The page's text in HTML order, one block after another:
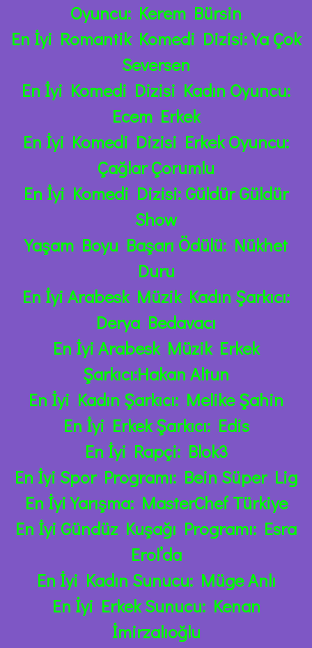
Oyuncu: Kerem Bürsin
En İyi Romantik Komedi Dizisi: Ya Çok
Seversen
En İyi Komedi Dizisi Kadın Oyuncu:
Ecem Erkek
En İyi Komedi Dizisi Erkek Oyuncu:
Çağlar Çorumlu
En İyi Komedi Dizisi: Güldür Güldür
Show
Yaşam Boyu Başarı Ödülü: Nükhet
Duru
En İyi Arabesk Müzik Kadın Şarkıcı:
Derya Bedavacı
En İyi Arabesk Müzik Erkek
Şarkıcı:Hakan Altun
En İyi Kadın Şarkıcı: Melike Şahin
En İyi Erkek Şarkıcı: Edis
En İyi Rapçi: Blok3
En İyi Spor Programı: Bein Süper Lig
En İyi Yarışma: MasterChef Türkiye
En İyi Gündüz Kuşağı Programı: Esra
Erol’da
En İyi Kadın Sunucu: Müge Anlı
En İyi Erkek Sunucu: Kenan
İmirzalıoğlu